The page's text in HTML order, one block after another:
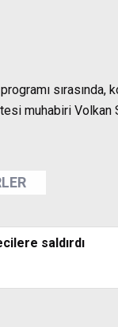
muhabiri Volkan
saldırdı